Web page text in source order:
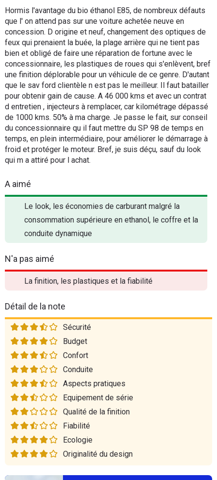
Marques
Hormis l'avantage du bio éthanol E85, de nombreux défauts
que l' on attend pas sur une voiture achetée neuve en
concession. D origine et neuf, changement des optiques de
feux qui prenaient la buée, la plage arrière qui ne tient pas
bien et obligé de faire une réparation de fortune avec le
concessionnaire, les plastiques de roues qui s'enlèvent, bref
une finition déplorable pour un véhicule de ce genre. D'autant
que le sav ford clientèle n est pas le meilleur. Il faut batailler
pour obtenir gain de cause. A 46 000 kms et avec un contrat
d entretien , injecteurs à remplacer, car kilométrage dépassé
de 1000 kms. 50% à ma charge. Je passe le fait, sur conseil
du concessionnaire qu il faut mettre du SP 98 de temps en
temps, en plein intermédiaire, pour améliorer le démarrage à
froid et protéger le moteur. Bref, je suis déçu, sauf du look
qui m a attiré pour l achat.
A aimé
Le look, les économies de carburant malgré la
consommation supérieure en ethanol, le coffre et la
conduite dynamique
N'a pas aimé
La finition, les plastiques et la fiabilité
Détail de la note
Sécurité
Budget
Confort
Conduite
Aspects pratiques
Equipement de série
Qualité de la finition
Fiabilité
Ecologie
Originalité du design